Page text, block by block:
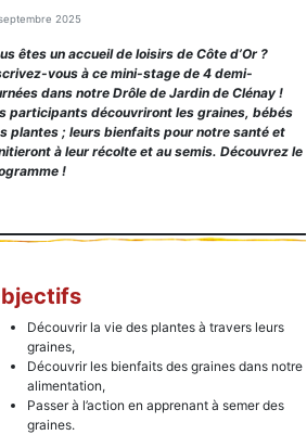
2025
êtes un accueil de loisirs de Côte d’Or ?
vous à ce mini-stage de 4 demi-
dans notre Drôle de Jardin de Clénay !
participants découvriront les graines, bébés
plantes ; leurs bienfaits pour notre santé et
à leur récolte et au semis. Découvrez le
!
Découvrir la vie des plantes à travers leurs
graines,
Découvrir les bienfaits des graines dans notre
alimentation,
Passer à l’action en apprenant à semer des
graines.